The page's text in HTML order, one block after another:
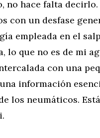
no hace falta
con un desfase
empleada en el
lo que no es de mi
con una
información
los neumáticos.